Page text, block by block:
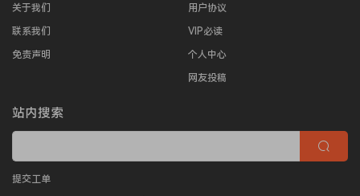
关于我们
联系我们
免责声明
用户协议
VIP必读
个人中心
网友投稿
站内搜索
提交工单